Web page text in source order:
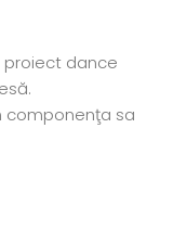
proiect dance
componenţa sa